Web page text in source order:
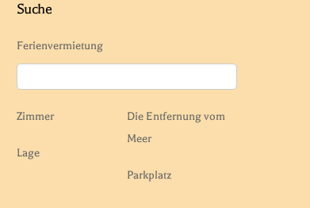
Suche
Ferienvermietung
Zimmer
Lage
Die Entfernung vom
Meer
Parkplatz